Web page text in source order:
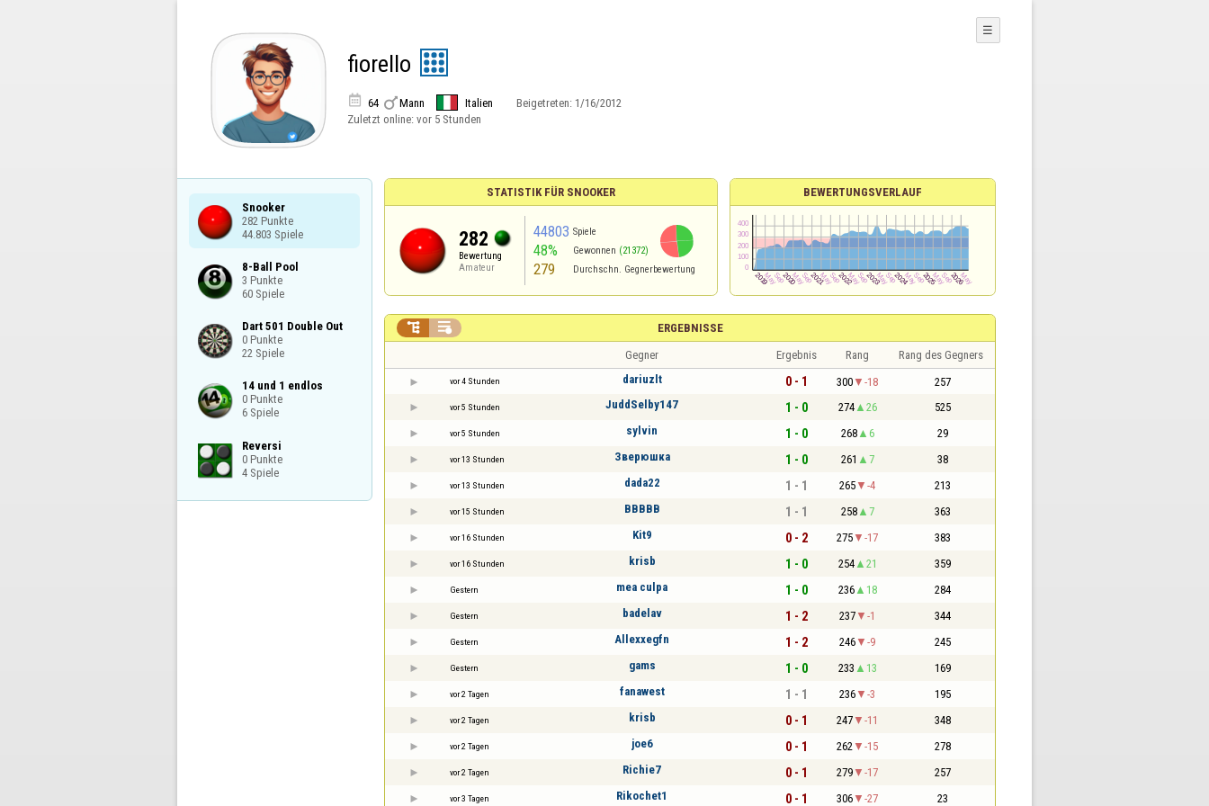
fiorello
 64 Mann Italien Beigetreten: 1/16/2012
Zuletzt online: vor 5 Stunden
☰
Snooker
282 Punkte
44.803 Spiele
8-Ball Pool
3 Punkte
60 Spiele
Dart 501 Double Out
0 Punkte
22 Spiele
14 und 1 endlos
0 Punkte
6 Spiele
Reversi
0 Punkte
4 Spiele
STATISTIK FÜR SNOOKER
282
Bewertung
Amateur
44803 Spiele
48% Gewonnen (21372)
279 Durchschn. Gegnerbewertung
BEWERTUNGSVERLAUF
ERGEBNISSE
 
Gegner Ergebnis Rang Rang des Gegners
vor 4 Stunden dariuzlt 0 - 1 300 -18 257
vor 5 Stunden JuddSelby147 1 - 0 274 26 525
vor 5 Stunden sylvin 1 - 0 268 6 29
vor 13 Stunden Зверюшка 1 - 0 261 7 38
vor 13 Stunden dada22 1 - 1 265 -4 213
vor 15 Stunden BBBBB 1 - 1 258 7 363
vor 16 Stunden Kit9 0 - 2 275 -17 383
vor 16 Stunden krisb 1 - 0 254 21 359
Gestern mea culpa 1 - 0 236 18 284
Gestern badelav 1 - 2 237 -1 344
Gestern Allexxegfn 1 - 2 246 -9 245
Gestern gams 1 - 0 233 13 169
vor 2 Tagen fanawest 1 - 1 236 -3 195
vor 2 Tagen krisb 0 - 1 247 -11 348
vor 2 Tagen joe6 0 - 1 262 -15 278
vor 2 Tagen Richie7 0 - 1 279 -17 257
vor 3 Tagen Rikochet1 0 - 1 306 -27 23